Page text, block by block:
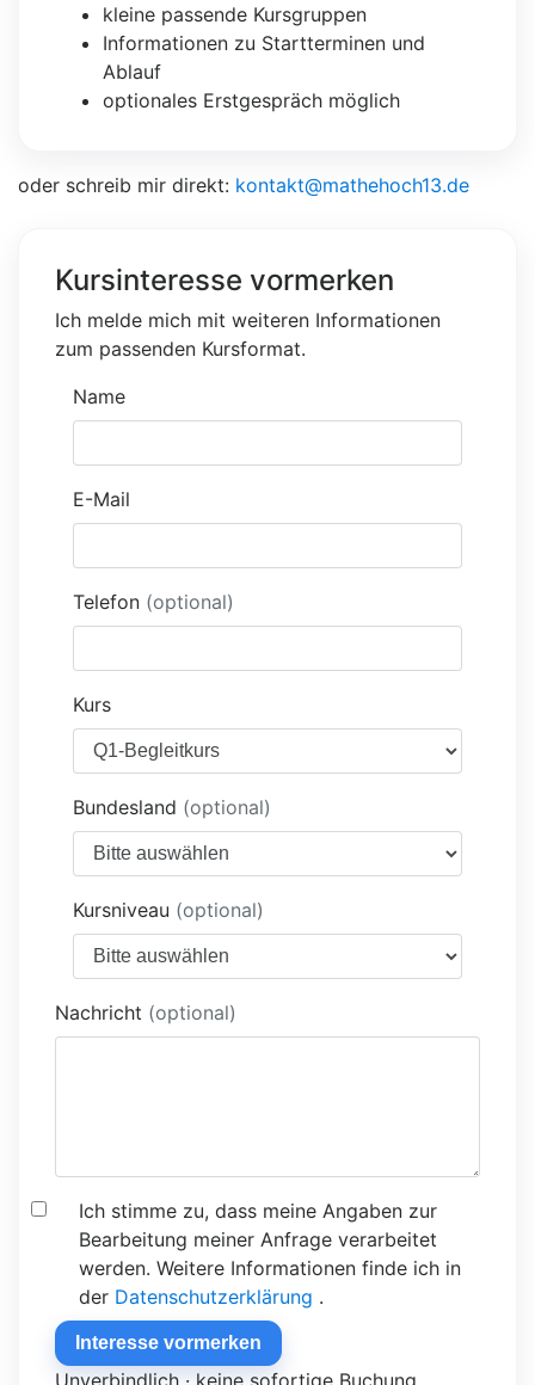
kleine passende Kursgruppen
Informationen zu Startterminen und
Ablauf
optionales Erstgespräch möglich
oder schreib mir direkt: kontakt@mathehoch13.de
Kursinteresse vormerken
Ich melde mich mit weiteren Informationen
zum passenden Kursformat.
Name
E-Mail
Telefon (optional)
Kurs
Bundesland (optional)
Kursniveau (optional)
Nachricht (optional)
Ich stimme zu, dass meine Angaben zur
Bearbeitung meiner Anfrage verarbeitet
werden. Weitere Informationen finde ich in
der Datenschutzerklärung .
Interesse vormerken
Unverbindlich · keine sofortige Buchung